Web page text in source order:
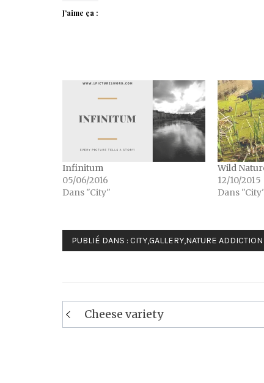
J’aime ça :
Infinitum
05/06/2016
Dans "City"
Wild
12/10/2015
Dans
PUBLIÉ DANS : CITY,GALLERY,NATURE ADDICTION
Navigation
de
Cheese variety